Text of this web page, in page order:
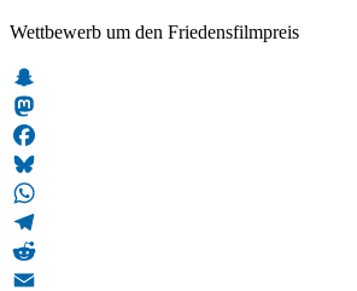
Wettbewerb um den Friedensfilmpreis
Snapchat
Mastodon
Facebook
Bluesky
WhatsApp
Telegram
Reddit